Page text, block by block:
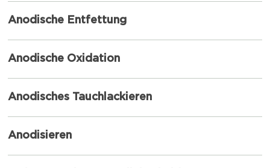
Anodische Entfettung
Anodische Oxidation
Anodisches Tauchlackieren
Anodisieren